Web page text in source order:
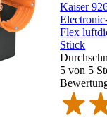
Kaiser
Flex
Stück
5 von 5